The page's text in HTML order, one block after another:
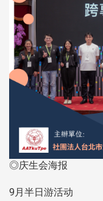
◎庆生会海报
9月半日游活动